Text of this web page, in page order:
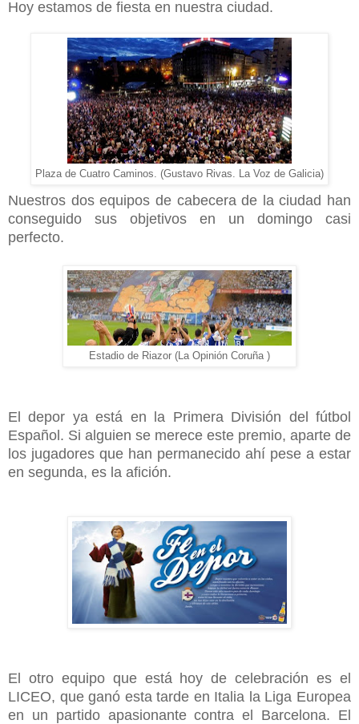
Hoy estamos de fiesta en nuestra ciudad.
Plaza de Cuatro Caminos. (Gustavo Rivas. La Voz de Galicia)
Nuestros dos equipos de cabecera de la ciudad han
conseguido sus objetivos en un domingo casi
perfecto.
Estadio de Riazor (La Opinión Coruña )
El depor ya está en la Primera División del fútbol
Español. Si alguien se merece este premio, aparte de
los jugadores que han permanecido ahí pese a estar
en segunda, es la afición.
El otro equipo que está hoy de celebración es el
LICEO, que ganó esta tarde en Italia la Liga Europea
en un partido apasionante contra el Barcelona. El